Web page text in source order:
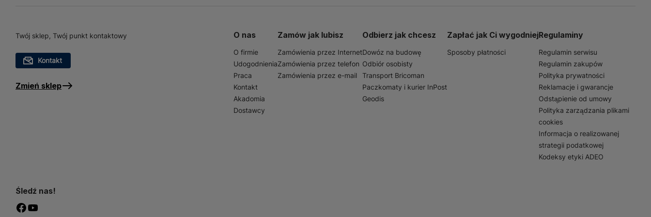
kosztów ogrzewania. Dzięki swojej wszechstronności, jest niezastąpionym elementem w nowoczesnym
budownictwie energooszczędnym.
Twój sklep, Twój punkt kontaktowy
Kontakt
Zmień sklep
O nas
O firmie
Udogodnienia
Praca
Kontakt
Akadomia
Dostawcy
Zamów jak lubisz
Zamówienia przez Internet
Zamówienia przez telefon
Zamówienia przez e-mail
Odbierz jak chcesz
Dowóz na budowę
Odbiór osobisty
Transport Bricoman
Paczkomaty i kurier InPost
Geodis
Zapłać jak Ci wygodniej
Sposoby płatności
Regulaminy
Regulamin serwisu
Regulamin zakupów
Polityka prywatności
Reklamacje i gwarancje
Odstąpienie od umowy
Polityka zarządzania plikami
cookies
Informacja o realizowanej
strategii podatkowej
Kodeksy etyki ADEO
Śledź nas!